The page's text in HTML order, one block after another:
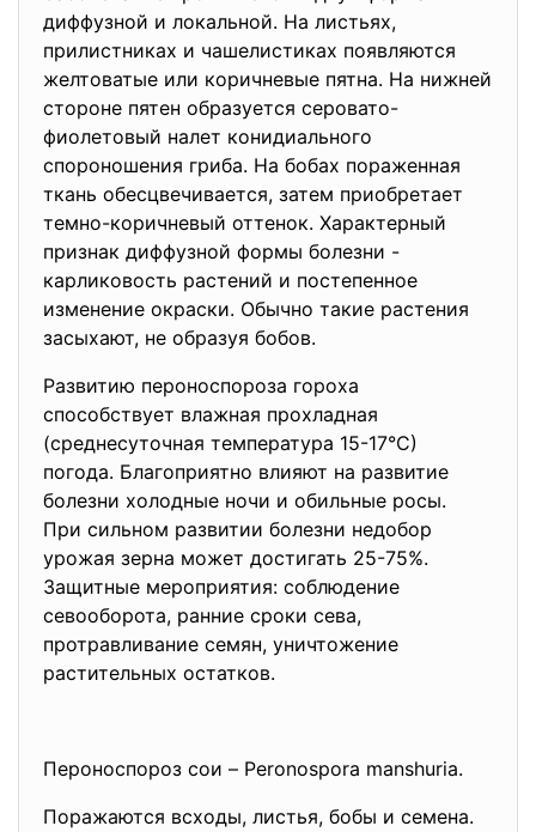
диффузной и локальной. На листьях,
прилистниках и чашелистиках появляются
желтоватые или коричневые пятна. На нижней
стороне пятен образуется серовато-
фиолетовый налет конидиального
спороношения гриба. На бобах пораженная
ткань обесцвечивается, затем приобретает
темно-коричневый оттенок. Характерный
признак диффузной формы болезни -
карликовость растений и постепенное
изменение окраски. Обычно такие растения
засыхают, не образуя бобов.
Развитию пероноспороза гороха
способствует влажная прохладная
(среднесуточная температура 15-17°С)
погода. Благоприятно влияют на развитие
болезни холодные ночи и обильные росы.
При сильном развитии болезни недобор
урожая зерна может достигать 25-75%.
Защитные мероприятия: соблюдение
севооборота, ранние сроки сева,
протравливание семян, уничтожение
растительных остатков.
Пероноспороз сои – Peronospora manshuria.
Поражаются всходы, листья, бобы и семена.